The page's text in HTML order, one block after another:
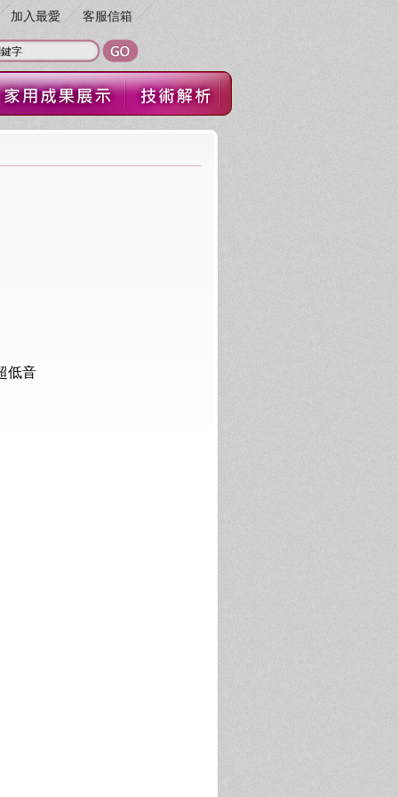
加入最愛 客服信箱
低音